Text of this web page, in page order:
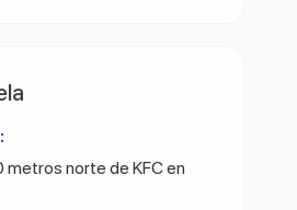
metros norte de KFC en